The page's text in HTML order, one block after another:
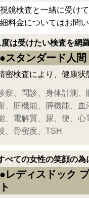
鏡検査と一緒に受け
料金についてはお問
度は受けたい検査を網
●スタンダード人間
密検査により、健康
察、問診、身体計測
、肝機能、膵機能、
、電解質、尿、便、
、骨密度、TSH
べての女性の笑顔の為
●レディスドック
ト